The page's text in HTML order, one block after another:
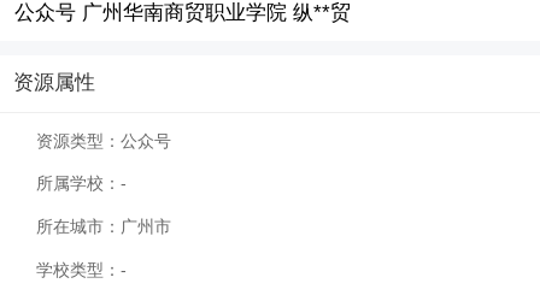
公众号 广州华南商贸职业学院 纵**贸
资源属性
资源类型： 公众号
所属学校： -
所在城市： 广州市
学校类型： -